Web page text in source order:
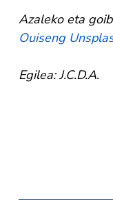
Azaleko eta
Ouiseng
Egilea: J.C.D.A.